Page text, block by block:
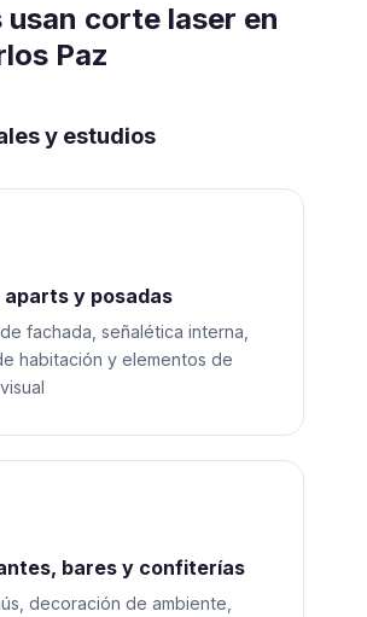
usan corte laser en
Paz
y estudios
aparts y posadas
fachada, señalética interna,
habitación y elementos de
bares y confiterías
decoración de ambiente,